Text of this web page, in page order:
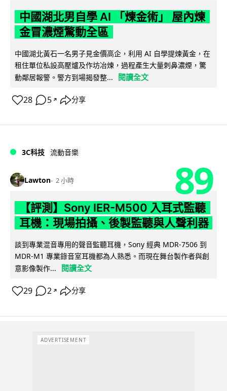
中國湖北男自學 AI 「煉金術」 屋內煉
金冒濃煙驚動全區
中國湖北黃石一名男子見金價高企，利用 AI 自學提煉黃金，在
租住單位私設高壓爐及作坊冶煉，過程產生大量刺鼻濃煙，驚
動鄰居報警。警方到場揭發整...
閱讀全文
28 5 ↗ 分享
3C科技 流動音樂
Lawton 2 小時 89
【評測】Sony IER-M500 入耳式監聽
耳機：現場拍攝、後製監聽與人聲利器
談到專業混音專用的聲音監聽耳機，Sony 經典 MDR-7506 到
MDR-M1 專業錄音室耳機都為人熟悉。而現在舞台製作者與創
意影像製作...
閱讀全文
29 2 ↗ 分享
ADVERTISEMENT